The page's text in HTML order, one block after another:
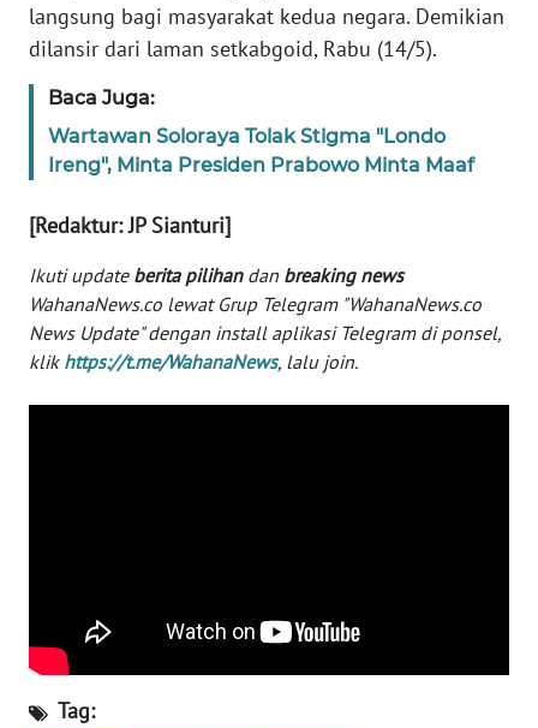
langsung bagi masyarakat kedua negara. Demikian
dilansir dari laman setkabgoid, Rabu (14/5).
Baca Juga:
Wartawan Soloraya Tolak Stigma "Londo
Ireng", Minta Presiden Prabowo Minta Maaf
[Redaktur: JP Sianturi]
Ikuti update berita pilihandan breaking news
WahanaNews.co lewat Grup Telegram "WahanaNews.co
News Update" dengan install aplikasi Telegram di ponsel,
klik https://t.me/WahanaNews, lalu join.
Tag:
WN
PAPUA
PAPUA
BARAT
WN
WN
SERAMBI
WN
WN
SULTENG